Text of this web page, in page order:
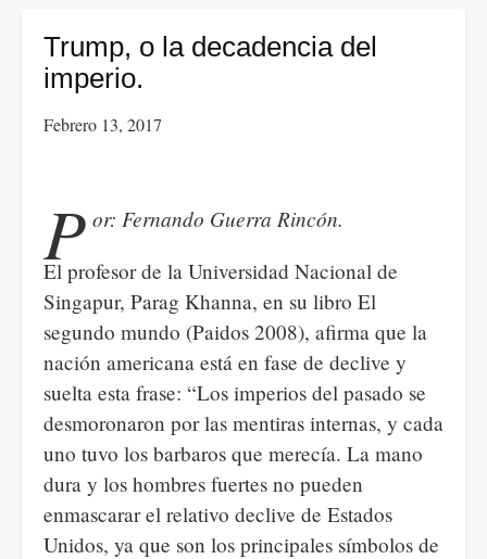
y
paz:
antinomia.
Trump, o la decadencia del
imperio.
Febrero 13, 2017
P or: Fernando Guerra Rincón.
El profesor de la Universidad Nacional de
Singapur, Parag Khanna, en su libro El
segundo mundo (Paidos 2008), afirma que la
nación americana está en fase de declive y
suelta esta frase: “Los imperios del pasado se
desmoronaron por las mentiras internas, y cada
uno tuvo los barbaros que merecía. La mano
dura y los hombres fuertes no pueden
enmascarar el relativo declive de Estados
Unidos, ya que son los principales símbolos de